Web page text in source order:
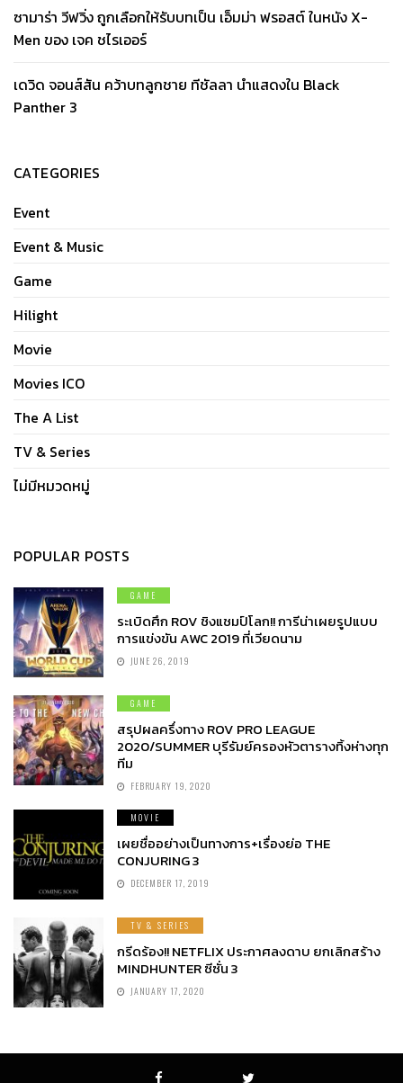
ซามาร่า วีฟวิ่ง ถูกเลือกให้รับบทเป็น เอ็มม่า ฟรอสต์ ในหนัง X-
Men ของ เจค ชไรเออร์
เดวิด จอนส์สัน คว้าบทลูกชาย ทีชัลลา นำแสดงใน Black
Panther 3
CATEGORIES
Event
Event & Music
Game
Hilight
Movie
Movies ICO
The A List
TV & Series
ไม่มีหมวดหมู่
POPULAR POSTS
GAME
ระเบิดศึก ROV ชิงแชมป์โลก!! การีน่าเผยรูปแบบ
การแข่งขัน AWC 2019 ที่เวียดนาม
JUNE 26, 2019
GAME
สรุปผลครึ่งทาง ROV PRO LEAGUE
2020/SUMMER บุรีรัมย์ครองหัวตารางทิ้งห่างทุก
ทีม
FEBRUARY 19, 2020
MOVIE
เผยชื่ออย่างเป็นทางการ+เรื่องย่อ THE
CONJURING 3
DECEMBER 17, 2019
TV & SERIES
กรีดร้อง!! NETFLIX ประกาศลงดาบ ยกเลิกสร้าง
MINDHUNTER ซีซั่น 3
JANUARY 17, 2020